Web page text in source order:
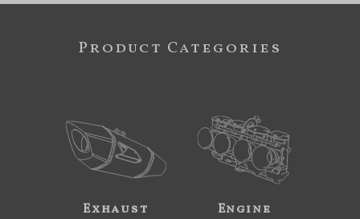
Product Categories
Exhaust Engine